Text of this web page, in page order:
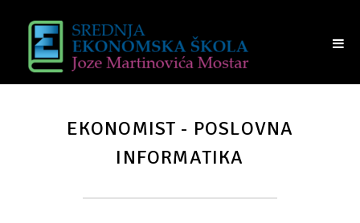
EKONOMIST - POSLOVNA
INFORMATIKA
UČENICI
VIJEĆE UČENIKA